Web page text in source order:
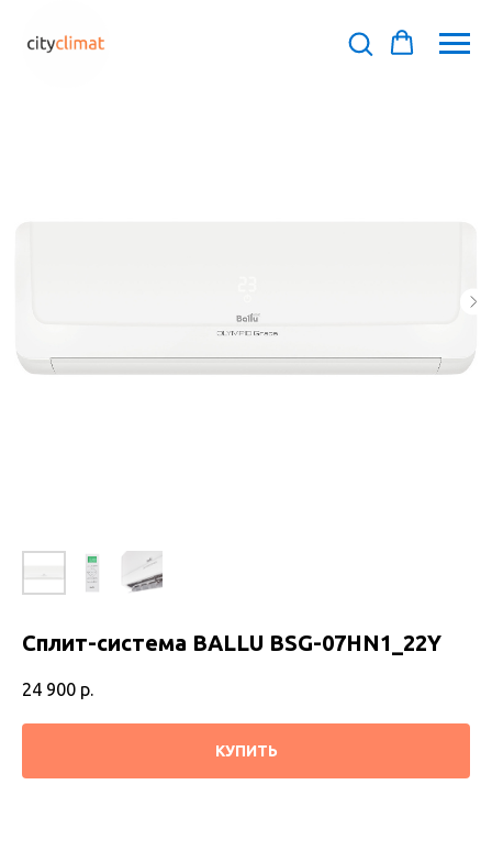
Сплит-система BALLU BSG-07HN1_22Y
24 900 р.
КУПИТЬ